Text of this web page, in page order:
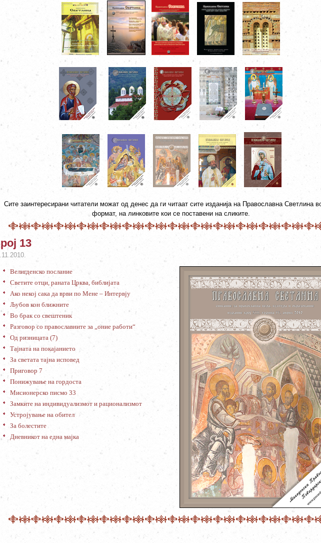
Сите заинтересирани читатели можат од денес да ги читаат сите изданија на Православна Светлина
формат, на линковите кои се поставени на сликите.
13
Велигденско послание
Светите отци, раната Црква, библијата
Ако некој сака да врви по Мене – Интервју
Љубов кон ближните
Во брак со свештеник
Разговор со православните за „оние работи“
Од ризницата (7)
Тајната на покајанието
За светата тајна исповед
Приговор 7
Понижување на гордоста
Мисионерско писмо 33
Замките на индивидуализмот и рационализмот
Устројување на обител
За болестите
Дневникот на една мајка